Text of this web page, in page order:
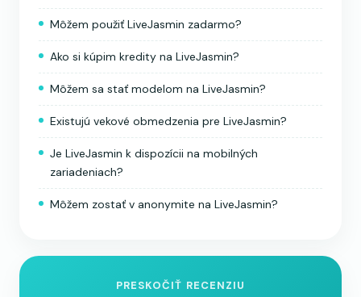
Môžem použiť LiveJasmin zadarmo?
Ako si kúpim kredity na LiveJasmin?
Môžem sa stať modelom na LiveJasmin?
Existujú vekové obmedzenia pre LiveJasmin?
Je LiveJasmin k dispozícii na mobilných
zariadeniach?
Môžem zostať v anonymite na LiveJasmin?
PRESKOČIŤ RECENZIU